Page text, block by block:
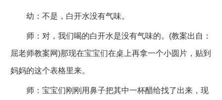
幼：不是，白开水没有气味。
师：对，我们喝的白开水是没有气味的。(教案出自：
屈老师教案网)那现在宝宝们在桌上再拿一个小圆片，贴到
妈妈的这个表格里来。
师：宝宝们刚刚用鼻子把其中一杯醋给找了出来，现